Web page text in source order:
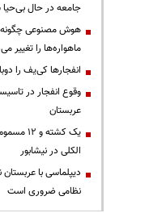
جامعه در حال
هوش مصنوعی چگونه
ماهواره‌ها را تغییر
انفجارها کی‌یف را
وقوع انفجار در
عربستان
یک کشته
الکلی در نیشابور
دیپلماسی با
نظامی ضروری است